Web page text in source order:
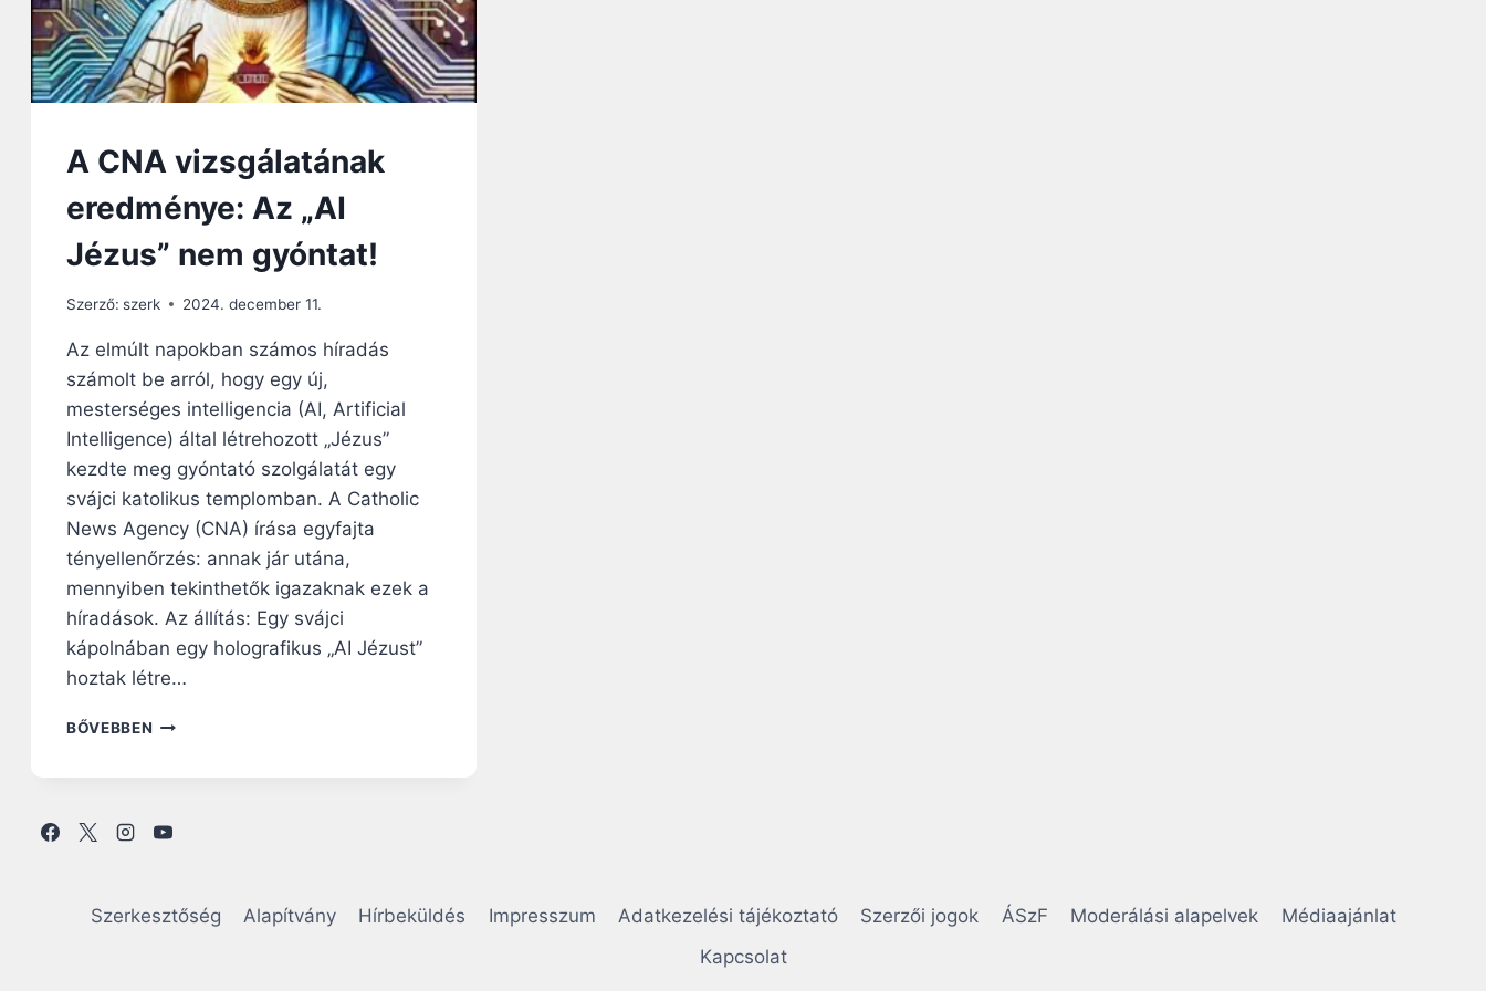
A CNA vizsgálatának
eredménye: Az „AI
Jézus” nem gyóntat!
Szerző: szerk 2024. december 11.
Az elmúlt napokban számos híradás
számolt be arról, hogy egy új,
mesterséges intelligencia (AI, Artificial
Intelligence) által létrehozott „Jézus”
kezdte meg gyóntató szolgálatát egy
svájci katolikus templomban. A Catholic
News Agency (CNA) írása egyfajta
tényellenőrzés: annak jár utána,
mennyiben tekinthetők igazaknak ezek a
híradások. Az állítás: Egy svájci
kápolnában egy holografikus „AI Jézust”
hoztak létre…
BŐVEBBEN
I
G
Szerkesztőség Alapítvány Hírbeküldés Impresszum Adatkezelési tájékoztató Szerzői jogok ÁSzF Moderálási alapelvek
Médiaajánlat
Kapcsolat